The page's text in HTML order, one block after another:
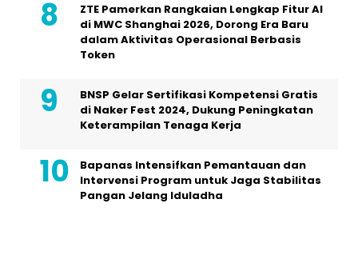
ZTE Pamerkan Rangkaian Lengkap Fitur AI
di MWC Shanghai 2026, Dorong Era Baru
dalam Aktivitas Operasional Berbasis
Token
BNSP Gelar Sertifikasi Kompetensi Gratis
di Naker Fest 2024, Dukung Peningkatan
Keterampilan Tenaga Kerja
Bapanas Intensifkan Pemantauan dan
Intervensi Program untuk Jaga Stabilitas
Pangan Jelang Iduladha